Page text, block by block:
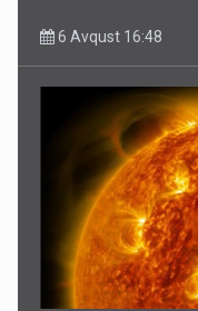
6 Avqust 16:48